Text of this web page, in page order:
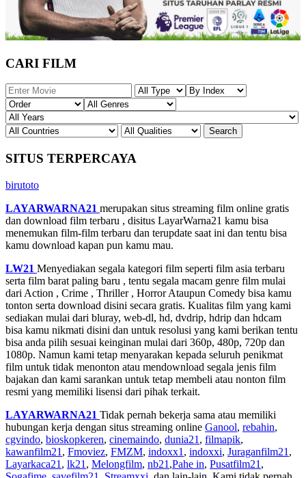
CARI FILM
SITUS TERPERCAYA
birutoto
LAYARWARNA21 merupakan situs streaming film online gratis
dan download film terbaru , disitus LayarWarna21 kamu bisa
menemukan film-film terbaru dan terupdate saat ini dan tentu bisa
kamu download kapan pun kamu mau.
LW21 Menyediakan segala kategori film seperti film asia terbaru
serta film barat paling baru , tentu segala macam genre film mulai
dari Action , Crime , Thriller , Horror Ataupun Comedy bisa kamu
tonton serta download disini secara gratis. Kualitas film yang kami
sediakan mulai dari bluray, web-dl, hd, dvdrip, hdrip dan hdcam
bisa kamu nikmati disini dan untuk resolusi yang kami berikan tentu
bisa anda pilih sesuai keinginan mulai dari 360p, 480p, 720p dan
1080p. Namun kami tetap menyarakan kepada seluruh penikmat
film untuk tidak menonton atau mendownload segala jenis film
bajakan dan kami sarankan untuk tetap membeli atau nonton film
resmi yang memiliki lisensi dari pihak terkait.
LAYARWARNA21 Tidak pernah bekerja sama atau memiliki
hubungan kerja dengan situs streaming online Ganool, rebahin,
cgvindo, bioskopkeren, cinemaindo, dunia21 , filmapik,
kawanfilm21 , Fmoviez, FMZM, indoxx1 , indoxxi, Juraganfilm21 ,
Layarkaca21 , lk21 , Melongfilm, nb21 ,Pahe in, Pusatfilm21 ,